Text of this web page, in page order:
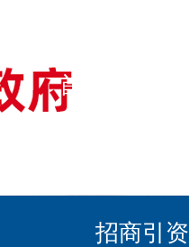
首页
招商引资